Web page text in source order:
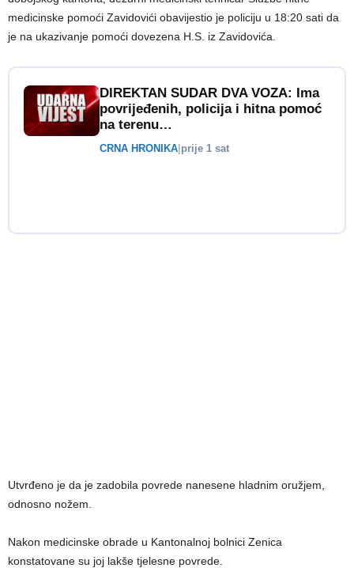
medicinske pomoći Zavidovići obavijestio je policiju u 18:20 sati da
je na ukazivanje pomoći dovezena H.S. iz Zavidovića.
DIREKTAN SUDAR DVA VOZA: Ima
povrijeđenih, policija i hitna pomoć
na terenu…
CRNA HRONIKA prije 1 sat
Utvrđeno je da je zadobila povrede nanesene hladnim oružjem,
odnosno nožem.
Nakon medicinske obrade u Kantonalnoj bolnici Zenica
konstatovane su joj lakše tjelesne povrede.